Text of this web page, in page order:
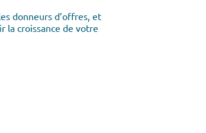
donneurs d’offres, et
la croissance de votre